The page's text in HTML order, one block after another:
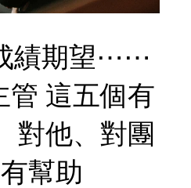
績期望⋯⋯
管 這五個有
對他、對團
幫助